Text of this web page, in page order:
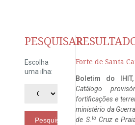
PESQUISAR
Escolha
uma ilha:
Pesquisar
Forte de Santa
Boletim do
Catálogo
fortificações e
ministério da
de S. ta Cruz e